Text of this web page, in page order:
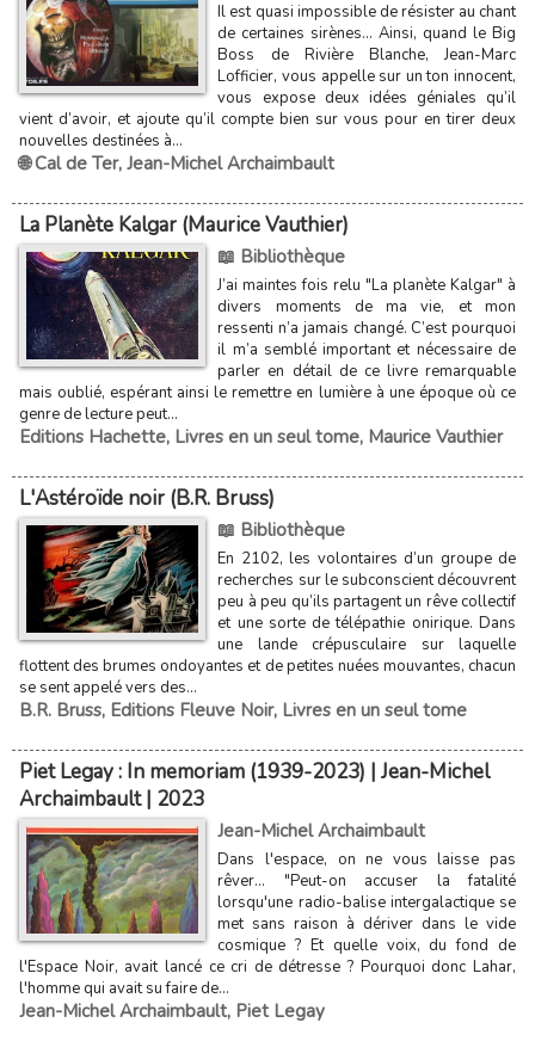
Il est quasi impossible de résister au chant
de certaines sirènes… Ainsi, quand le Big
Boss de Rivière Blanche, Jean-Marc
Lofficier, vous appelle sur un ton innocent,
vous expose deux idées géniales qu’il
vient d’avoir, et ajoute qu’il compte bien sur vous pour en tirer deux
nouvelles destinées à...
🌐 Cal de Ter, Jean-Michel Archaimbault
La Planète Kalgar (Maurice Vauthier)
📖 Bibliothèque
J’ai maintes fois relu "La planète Kalgar" à
divers moments de ma vie, et mon
ressenti n’a jamais changé. C’est pourquoi
il m’a semblé important et nécessaire de
parler en détail de ce livre remarquable
mais oublié, espérant ainsi le remettre en lumière à une époque où ce
genre de lecture peut...
Editions Hachette, Livres en un seul tome, Maurice Vauthier
L'Astéroïde noir (B.R. Bruss)
📖 Bibliothèque
En 2102, les volontaires d’un groupe de
recherches sur le subconscient découvrent
peu à peu qu’ils partagent un rêve collectif
et une sorte de télépathie onirique. Dans
une lande crépusculaire sur laquelle
flottent des brumes ondoyantes et de petites nuées mouvantes, chacun
se sent appelé vers des...
B.R. Bruss, Editions Fleuve Noir, Livres en un seul tome
Piet Legay : In memoriam (1939-2023) | Jean-Michel
Archaimbault | 2023
Jean-Michel Archaimbault
Dans l'espace, on ne vous laisse pas
rêver... "Peut-on accuser la fatalité
lorsqu'une radio-balise intergalactique se
met sans raison à dériver dans le vide
cosmique ? Et quelle voix, du fond de
l'Espace Noir, avait lancé ce cri de détresse ? Pourquoi donc Lahar,
l'homme qui avait su faire de...
Jean-Michel Archaimbault, Piet Legay